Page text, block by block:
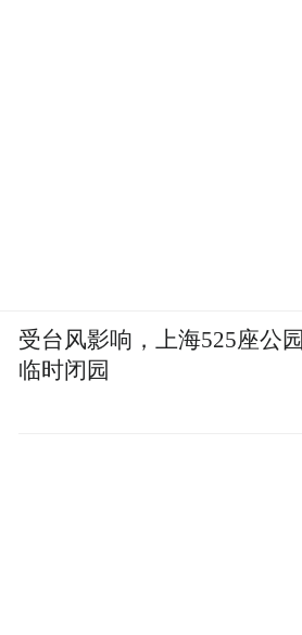
受台风影响，上海525座公园
临时闭园